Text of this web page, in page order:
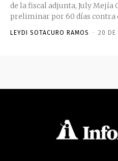
de la fiscal adjunta, July
preliminar por 60 días contra
LEYDI SOTACURO RAMOS - 20 DE